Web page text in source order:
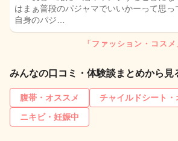
はまぁ普段のパジャマでいいかーって思っ
自身のパジ…
「ファッション・コス
みんなの口コミ・体験談まとめから見
腹帯・オススメ
チャイルドシート・
ニキビ・妊娠中